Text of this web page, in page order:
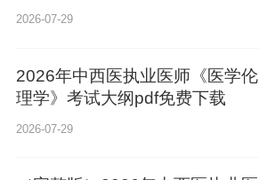
2026-07-29
2026年中西医执业医师《医学伦
理学》考试大纲pdf免费下载
2026-07-29